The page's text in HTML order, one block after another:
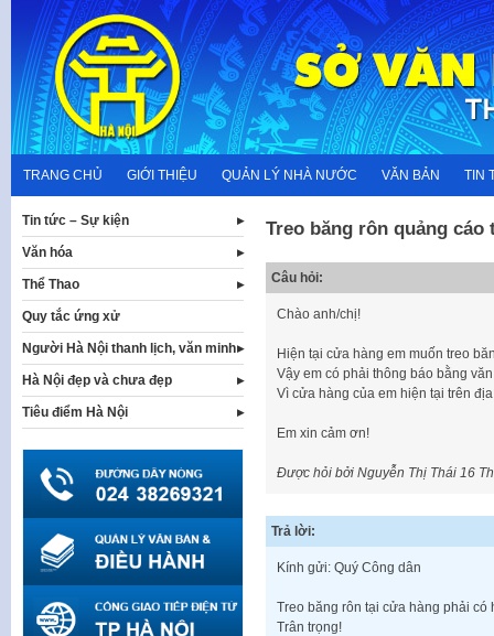
content
TRANG CHỦ GIỚI THIỆU QUẢN LÝ NHÀ NƯỚC VĂN BẢN TIN
Treo băng rôn quảng cáo
Câu hỏi:
Chào anh/chị!
Hiện tại cửa hàng em muốn treo
Vậy em có phải thông báo bằng
Vì cửa hàng của em hiện tại trên
Em xin cảm ơn!
Được hỏi bởi Nguyễn Thị Thái 16
Trả lời:
Kính gửi: Quý Công dân
Treo băng rôn tại cửa hàng phải
Trân trọng!
Tin tức – Sự kiện
Văn hóa
Thể Thao
Quy tắc ứng xử
Người Hà Nội thanh lịch, văn minh
Hà Nội đẹp và chưa đẹp
Tiêu điểm Hà Nội